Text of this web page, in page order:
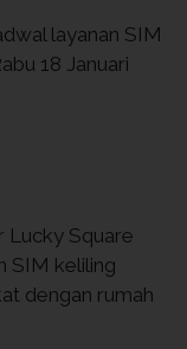
layanan SIM
18 Januari
Lucky Square
SIM keliling
dengan rumah